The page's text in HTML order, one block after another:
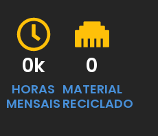
0k
HORAS
MENSAIS
0
MATERIAL
RECICLADO